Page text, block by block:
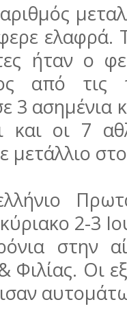
ελαφρά.
ήταν ο
από
3 ασημένια
και οι 7
μετάλλιο
2-3
στην
Φιλίας. Οι